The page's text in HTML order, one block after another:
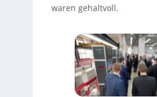
waren gehaltvoll.